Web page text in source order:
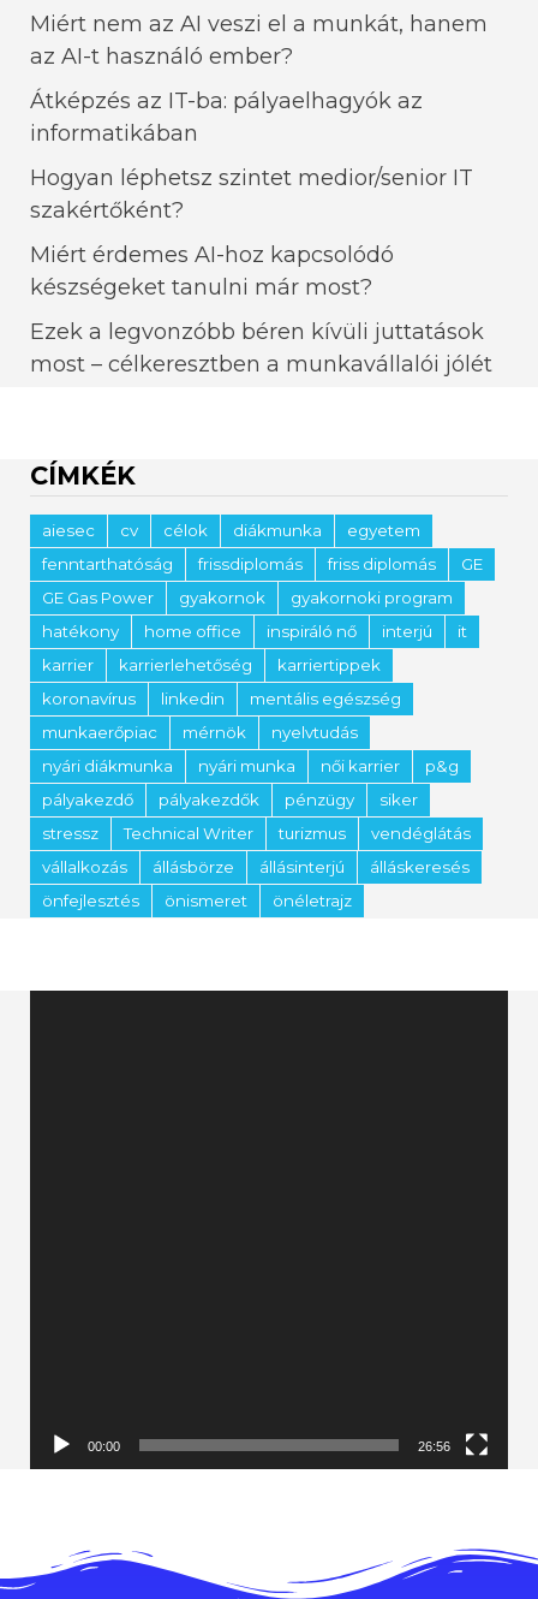
Miért nem az AI veszi el a munkát, hanem
az AI-t használó ember?
Átképzés az IT-ba: pályaelhagyók az
informatikában
Hogyan léphetsz szintet medior/senior IT
szakértőként?
Miért érdemes AI-hoz kapcsolódó
készségeket tanulni már most?
Ezek a legvonzóbb béren kívüli juttatások
most – célkeresztben a munkavállalói jólét
CÍMKÉK
aiesec cv célok diákmunka
egyetem
fenntarthatóság
frissdiplomás friss diplomás
GE
GE Gas Power
gyakornok
gyakornoki program
hatékony
home office inspiráló nő interjú
it
karrier
karrierlehetőség
karriertippek
koronavírus
linkedin
mentális egészség
munkaerőpiac
mérnök
nyelvtudás
nyári diákmunka
nyári munka női karrier
p&g
pályakezdő
pályakezdők pénzügy
siker
stressz
Technical Writer turizmus
vendéglátás
vállalkozás
állásbörze állásinterjú
álláskeresés
önfejlesztés
önismeret önéletrajz
00:00 26:56